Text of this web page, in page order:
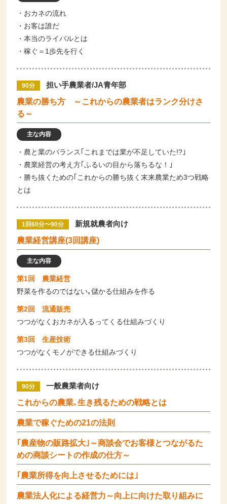
・おカネの流れ
・お客は誰だ
・本当のライバルとは
・稼ぐ＝1歩先を行く
90分
担い手農業者/JA青年部
農業の勝ち方 ～これからの農業者はランク分けさ
る～
主な内容
・農と業のバランス｢これまでは業が不足していた!?｣
・農業経営の考え方｢ふるいの目から落ちるな！｣
・勝ち抜くための｢これからの勝ち抜く末来農業ため3つ戦略
とは
1回60分〜90分
新規就農者向け
農業経営講座(3回講座)
主な内容
第1回 農業経営
野菜を作るのではない｡儲かる仕組みを作る
第2回 流通販売
つつがなくおカネが入るってくる仕組みづくり
第3回 生産技術
つつがなくモノができる仕組みづくり
90分
一般農業者向け
これからの農業､生き残るための戦略とは
農業で稼ぐための21の法則
｢農産物の販路拡大｣～商談会でお客様とつながるた
めの商談シートの作成の仕方～
｢農業所得を向上させるためには｣
農業法人化による経営力～向上に向けた取り組みに